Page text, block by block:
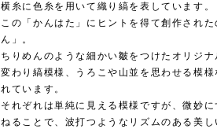
横糸に色糸を用いて織り縞を表しています。
この「かんはた」にヒントを得て創作され
ん」。
ちりめんのような細かい皺をつけたオリジナ
変わり縞模様、うろこや山並を思わせる模
れています。
それぞれは単純に見える模様ですが、微妙
ねることで、波打つようなリズムのある美し